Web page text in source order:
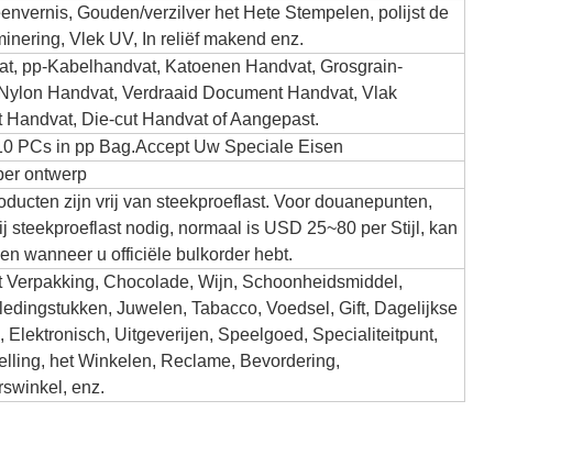
Gouden/verzilver het Hete Stempelen, polijst de
Vlek UV, In reliëf makend enz.
pp-Kabelhandvat, Katoenen Handvat, Grosgrain-
Handvat, Verdraaid Document Handvat, Vlak
Handvat, Die-cut Handvat of Aangepast.
PCs in pp Bag.Accept Uw Speciale Eisen
ontwerp
zijn vrij van steekproeflast. Voor douanepunten,
steekproeflast nodig, normaal is USD 25~80 per Stijl, kan
wanneer u officiële bulkorder hebt.
Verpakking, Chocolade, Wijn, Schoonheidsmiddel,
Juwelen, Tabacco, Voedsel, Gift, Dagelijkse
Elektronisch, Uitgeverijen, Speelgoed, Specialiteitpunt,
het Winkelen, Reclame, Bevordering,
enz.